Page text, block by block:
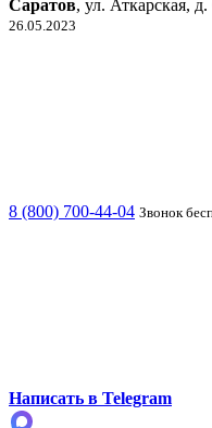
Саратов, ул. Аткарская, д.
26.05.2023
8 (800) 700-44-04 Звонок
Написать в Telegram